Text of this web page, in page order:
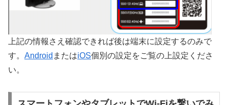
上記の情報さえ確認できれば後は端末に設定するのみで
す。 Android またはiOS個別の設定をご覧の上設定くださ
い。